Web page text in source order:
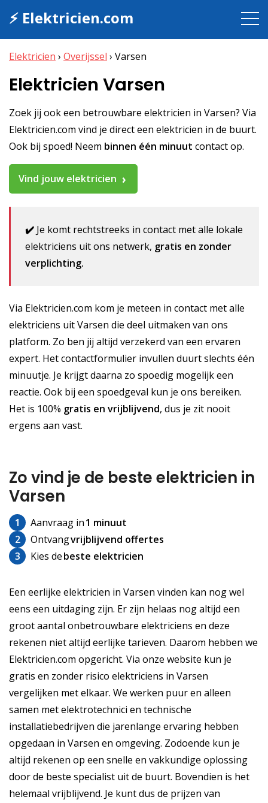
⚡ Elektricien.com
Elektricien › Overijssel › Varsen
Elektricien Varsen
Zoek jij ook een betrouwbare elektricien in Varsen? Via
Elektricien.com vind je direct een elektricien in de buurt.
Ook bij spoed! Neem binnen één minuut contact op.
Vind jouw elektricien
✔️ Je komt rechtstreeks in contact met alle lokale
elektriciens uit ons netwerk, gratis en zonder
verplichting.
Via Elektricien.com kom je meteen in contact met alle
elektriciens uit Varsen die deel uitmaken van ons
platform. Zo ben jij altijd verzekerd van een ervaren
expert. Het contactformulier invullen duurt slechts één
minuutje. Je krijgt daarna zo spoedig mogelijk een
reactie. Ook bij een spoedgeval kun je ons bereiken.
Het is 100% gratis en vrijblijvend, dus je zit nooit
ergens aan vast.
Zo vind je de beste elektricien in
Varsen
1 Aanvraag in1 minuut
2
Ontvangvrijblijvend offertes
3
Kies debeste elektricien
Een eerlijke elektricien in Varsen vinden kan nog wel
eens een uitdaging zijn. Er zijn helaas nog altijd een
groot aantal onbetrouwbare elektriciens en deze
rekenen niet altijd eerlijke tarieven. Daarom hebben we
Elektricien.com opgericht. Via onze website kun je
gratis en zonder risico elektriciens in Varsen
vergelijken met elkaar. We werken puur en alleen
samen met elektrotechnici en technische
installatiebedrijven die jarenlange ervaring hebben
opgedaan in Varsen en omgeving. Zodoende kun je
altijd rekenen op een snelle en vakkundige oplossing
door de beste specialist uit de buurt. Bovendien is het
helemaal vrijblijvend. Je kunt dus de prijzen van